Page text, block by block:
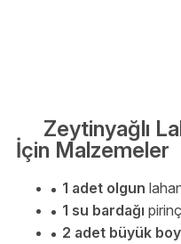
Zeytinyağlı
İçin Malzemeler
1 adet olgun
1 su bardağı pirinç
2 adet büyük boy